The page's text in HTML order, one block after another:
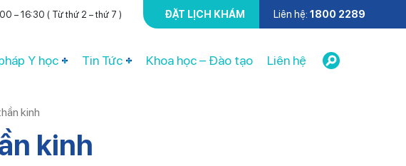
– 16:30 ( Từ thứ 2 – thứ 7 ) ĐẶT LỊCH KHÁM Liên hệ: 1800 2289
Y học Tin Tức Khoa học – Đào tạo Liên hệ
kinh
kinh